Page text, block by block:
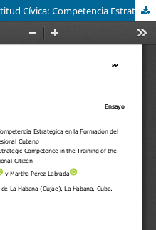
Enfoque Antropo-Social de la Actitud Cívica: Competencia Estratégica en la Formación del Ciudadano- Profesional Cubano